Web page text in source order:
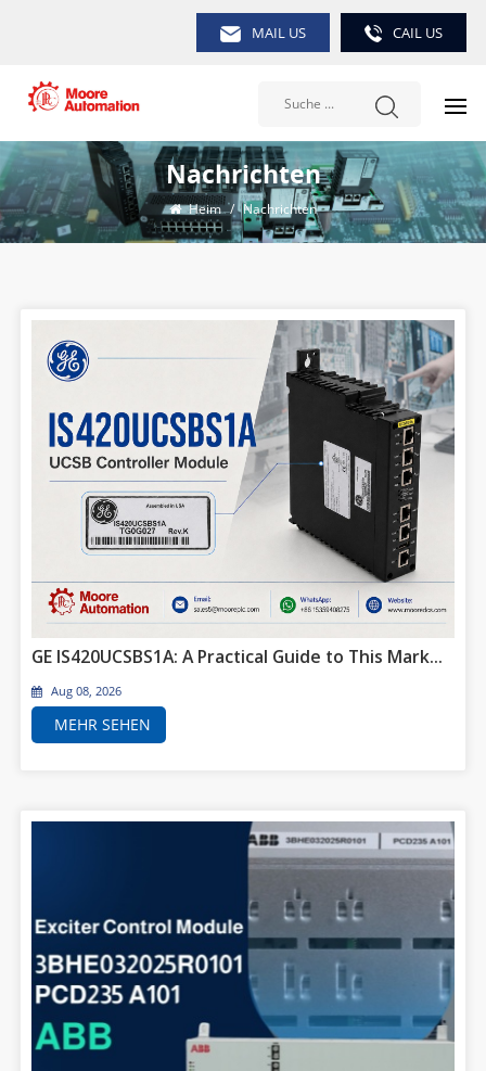
MAIL US CAIL US
Nachrichten
Heim / Nachrichten
GE IS420UCSBS1A: A Practical Guide to This Mark VIeS Industrial Automation Component
Aug 08, 2026
MEHR SEHEN